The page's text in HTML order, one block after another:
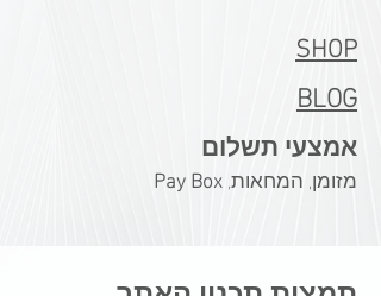
SHOP
BLOG
אמצעי תשלום
מזומן, המחאות,